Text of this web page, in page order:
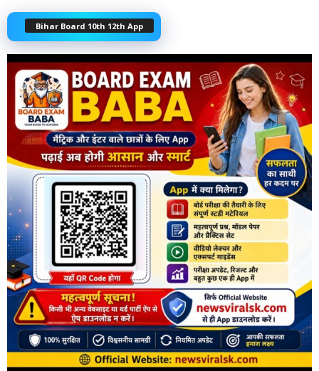
Bihar Board 10th 12th App